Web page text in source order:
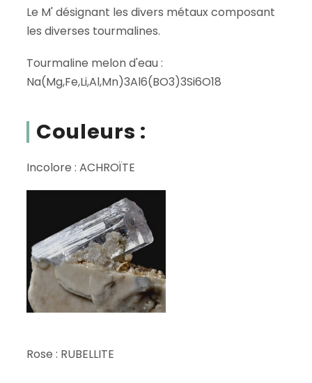
Le M' désignant les divers métaux composant
les diverses tourmalines.
Tourmaline melon d'eau :
Na(Mg,Fe,Li,Al,Mn)3Al6(BO3)3Si6O18
Couleurs :
Incolore : ACHROÏTE
Rose : RUBELLITE